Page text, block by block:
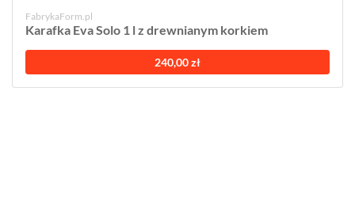
FabrykaForm.pl
Karafka Eva Solo 1 l z drewnianym korkiem
240,00 zł